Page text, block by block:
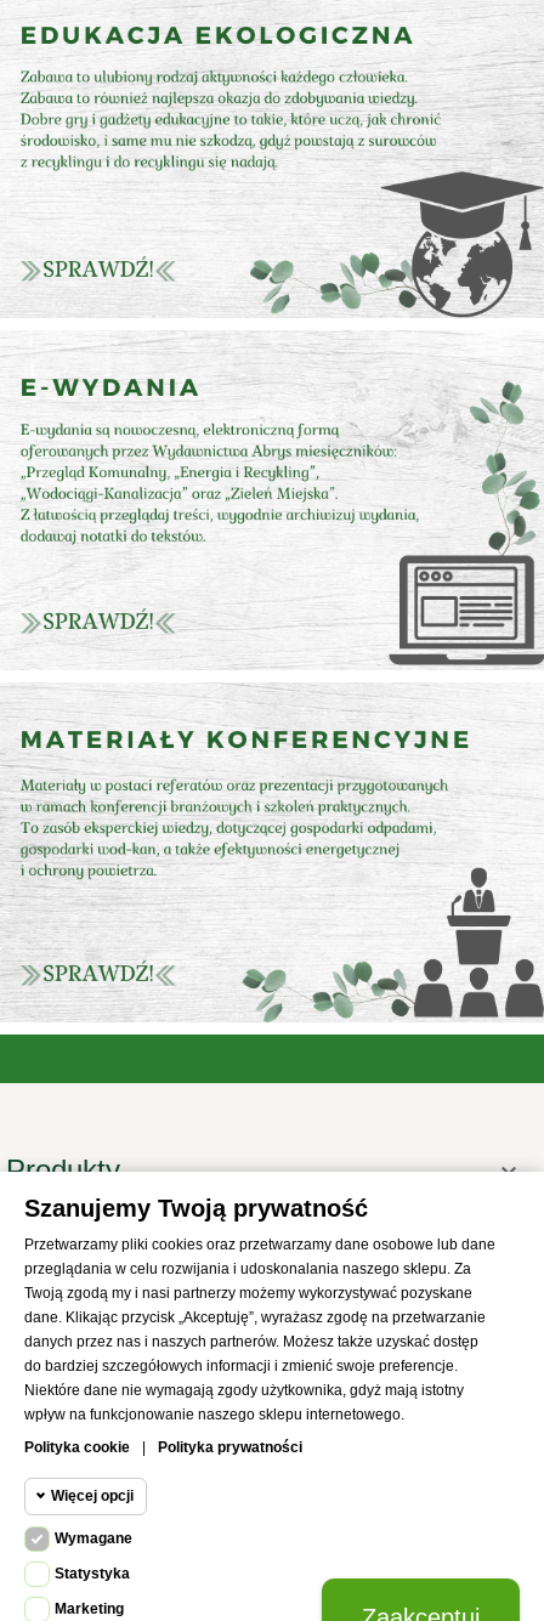
Produkty 
Informacje
Twoje konto 
Informacje o sklepie
Szanujemy Twoją prywatność
Przetwarzamy pliki cookies oraz przetwarzamy dane osobowe lub dane
przeglądania w celu rozwijania i udoskonalania naszego sklepu. Za
Twoją zgodą my i nasi partnerzy możemy wykorzystywać pozyskane
dane. Klikając przycisk „Akceptuję”, wyrażasz zgodę na przetwarzanie
danych przez nas i naszych partnerów. Możesz także uzyskać dostęp
do bardziej szczegółowych informacji i zmienić swoje preferencje.
Niektóre dane nie wymagają zgody użytkownika, gdyż mają istotny
wpływ na funkcjonowanie naszego sklepu internetowego.
Polityka cookie
Polityka prywatności
Więcej opcji
Wymagane
Wymagane pliki cookie oraz cookie
Cookie
Wymagane
Statystyka
Marketing
© 2021SKLEP AbrysAll Rights Reserved